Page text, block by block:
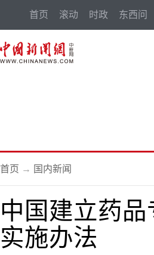
首页 滚动 时政 东西问
首页 → 国内新闻
中国建立药
实施办法